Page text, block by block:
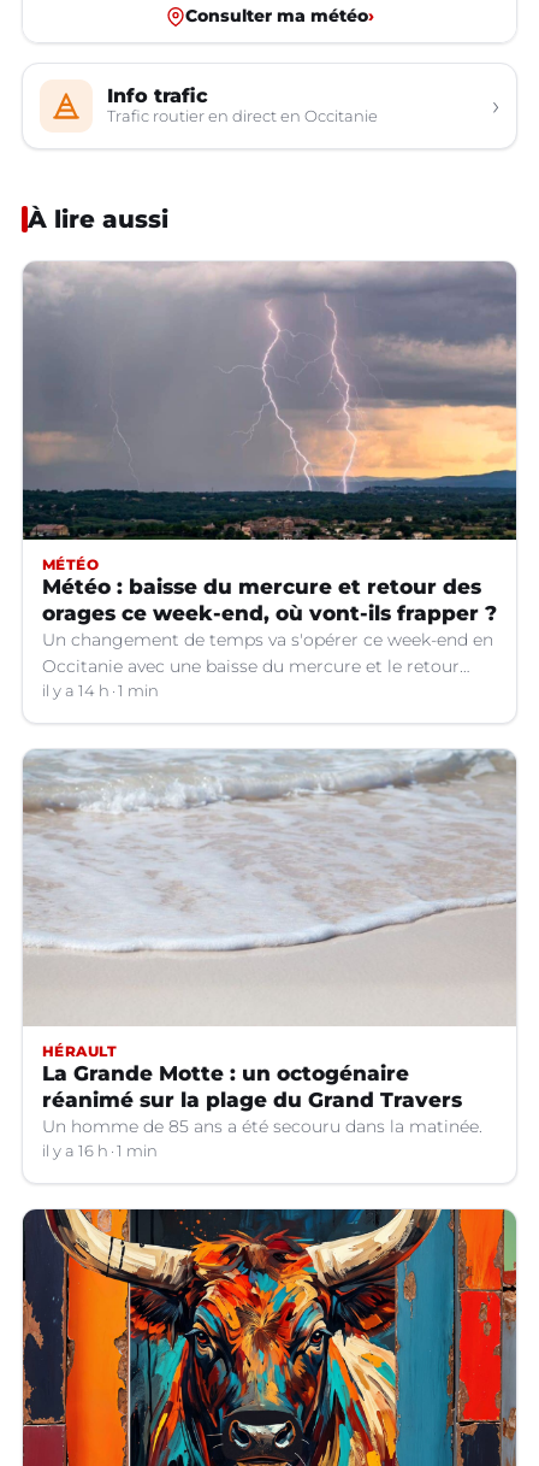
Consulter ma météo›
Info trafic
Trafic routier en direct en Occitanie ›
À lire aussi
MÉTÉO
Météo : baisse du mercure et retour des
orages ce week-end, où vont-ils frapper ?
Un changement de temps va s'opérer ce week-end en
Occitanie avec une baisse du mercure et le retour
d'orages dans certains départements.
il y a 14 h 1 min
HÉRAULT
La Grande Motte : un octogénaire
réanimé sur la plage du Grand Travers
Un homme de 85 ans a été secouru dans la matinée.
il y a 16 h 1 min